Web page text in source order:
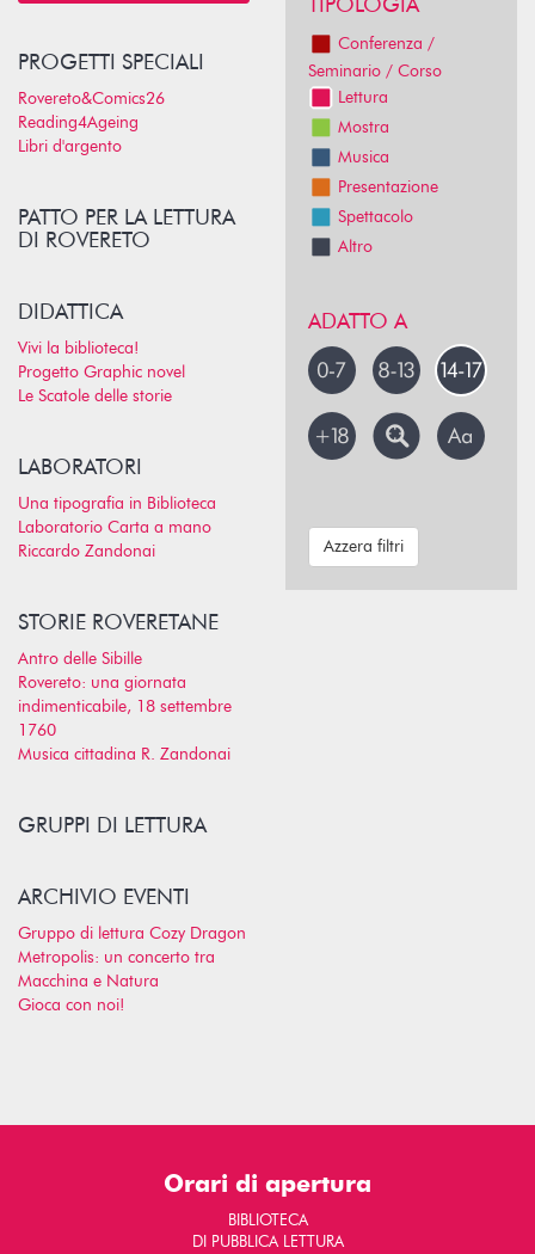
PROGETTI SPECIALI
Rovereto&Comics26
Reading4Ageing
Libri d'argento
PATTO PER LA LETTURA
DI ROVERETO
DIDATTICA
Vivi la biblioteca!
Progetto Graphic novel
Le Scatole delle storie
LABORATORI
Una tipografia in Biblioteca
Laboratorio Carta a mano
Riccardo Zandonai
STORIE ROVERETANE
Antro delle Sibille
Rovereto: una giornata
indimenticabile, 18 settembre
1760
Musica cittadina R. Zandonai
GRUPPI DI LETTURA
ARCHIVIO EVENTI
Gruppo di lettura Cozy Dragon
Metropolis: un concerto tra
Macchina e Natura
Gioca con noi!
TIPOLOGIA
Conferenza /
Seminario / Corso
Lettura
Mostra
Musica
Presentazione
Spettacolo
Altro
ADATTO A
Azzera filtri
Orari di apertura
BIBLIOTECA
DI PUBBLICA LETTURA